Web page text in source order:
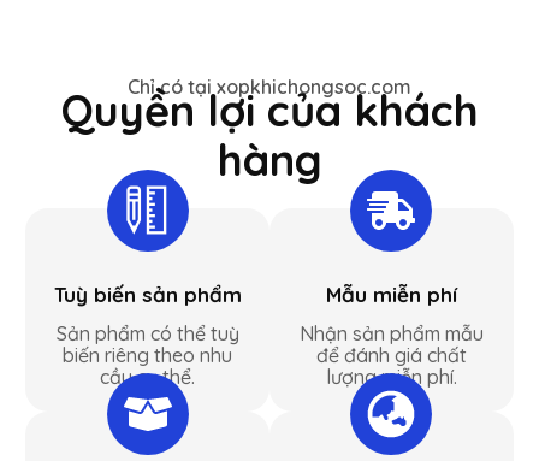
Chỉ có tại xopkhichongsoc.com
Quyền lợi của khách
hàng
Tuỳ biến sản phẩm
Sản phẩm có thể tuỳ
biến riêng theo nhu
cầu cụ thể.
Mẫu miễn phí
Nhận sản phẩm mẫu
để đánh giá chất
lượng miễn phí.